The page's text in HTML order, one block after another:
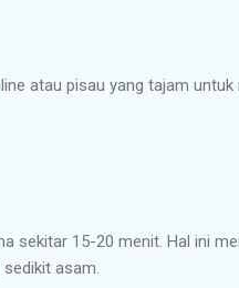
atau pisau yang tajam
sekitar 15-20 menit. Hal ini
asam.